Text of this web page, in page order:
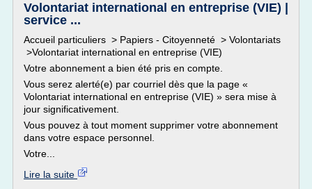
Volontariat international en entreprise (VIE) |
service ...
Accueil particuliers > Papiers - Citoyenneté > Volontariats
>Volontariat international en entreprise (VIE)
Votre abonnement a bien été pris en compte.
Vous serez alerté(e) par courriel dès que la page «
Volontariat international en entreprise (VIE) » sera mise à
jour significativement.
Vous pouvez à tout moment supprimer votre abonnement
dans votre espace personnel.
Votre...
Lire la suite